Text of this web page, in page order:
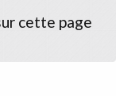
cette page